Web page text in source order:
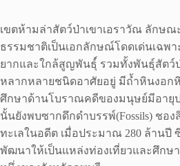
เขตห้ามล่าสัตว์ป่าเขาเอราวัณ ลักษ
ธรรมชาติเป็นเอกลักษณ์โดดเด่นเฉพ
ยากและใกล้สูญพันธุ์์ รวมทั้งพันธุ์สัตว์
หลากหลายชนิดอาศัยอยู่ มีถ้ำหินงอก
ศึกษาด้านโบราณคดีของมนุษย์มีอายุ
นั้นยังพบซากดึกดำบรรพ์(Fossils) ชอ
ทะเลในอดีต เมื่อประมาณ 280 ล้านปี
พัฒนาให้เป็นแหล่งท่องเที่ยวและศึก